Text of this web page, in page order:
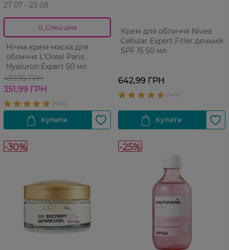
27 07 - 23 08
0_Спец.ціна
Нічна крем-маска для
обличчя L'Oreal Paris
Hyaluron Expert 50 мл
439,99 ГРН
351,99 ГРН
Крем для обличчя Nivea
Cellular Expert Filler денний
SPF 15 50 мл
642,99 ГРН
-30% -25%